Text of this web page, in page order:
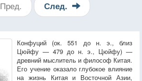
Пред. След.
Конфуций (ок. 551 до н. э., близ
Цюйфу — 479 до н. э., Цюйфу) —
древний мыслитель и философ Китая.
Его учение оказало глубокое влияние
на жизнь Китая и Восточной Азии,